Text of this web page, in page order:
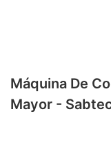
Máquina De
Mayor -